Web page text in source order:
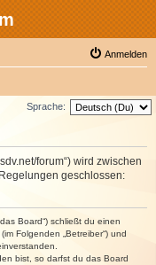
Anmelden
Sprache:
forum“) wird zwischen
geschlossen:
Board“) schließt du einen
Folgenden „Betreiber“) und
bist, so darfst du das Board